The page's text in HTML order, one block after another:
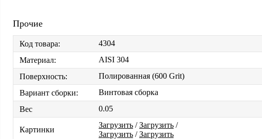
Прочие
Код товара:
4304
Материал:
AISI 304
Поверхность:
Полированная (600 Grit)
Вариант сборки:
Винтовая сборка
Вес
0.05
Картинки
Загрузить /Загрузить /
Загрузить /Загрузить